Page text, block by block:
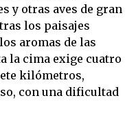
y otras aves de gran
los paisajes
aromas de las
la cima exige cuatro
kilómetros,
con una dificultad